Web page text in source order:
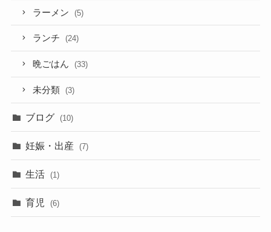
ラーメン (5)
ランチ (24)
晩ごはん (33)
未分類 (3)
ブログ (10)
妊娠・出産 (7)
生活 (1)
育児 (6)